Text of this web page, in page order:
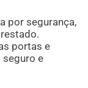
por segurança,
portas e
seguro e